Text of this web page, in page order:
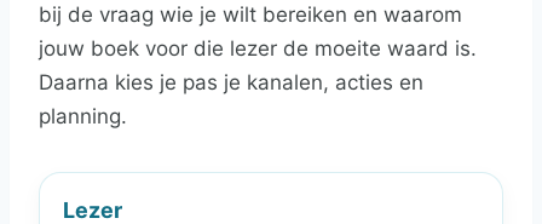
bij de vraag wie je wilt bereiken en waarom
jouw boek voor die lezer de moeite waard is.
Daarna kies je pas je kanalen, acties en
planning.
Lezer